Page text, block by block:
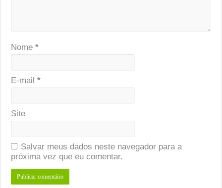
Nome*
E-mail*
Site
Salvar meus dados neste navegador para a
próxima vez que eu comentar.